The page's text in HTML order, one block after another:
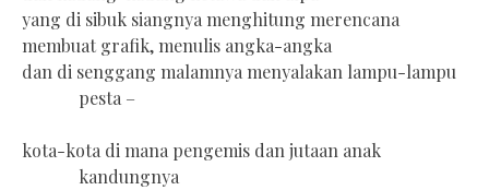
yang di sibuk siangnya menghitung merencana
membuat grafik, menulis angka-angka
dan di senggang malamnya menyalakan lampu-lampu
pesta –
kota-kota di mana pengemis dan jutaan anak
kandungnya